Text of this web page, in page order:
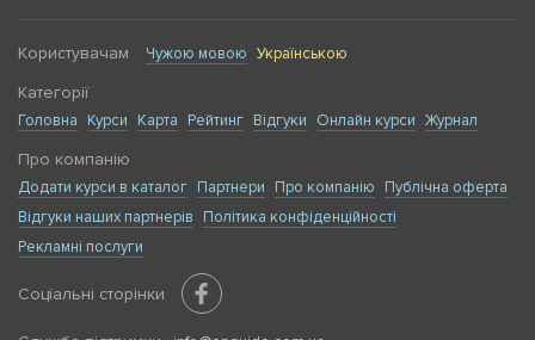
Користувачам Чужою мовою Українською
Категорії
Головна Курси Карта Рейтинг Відгуки Онлайн курси Журнал
Про компанію
Додати курси в каталог Партнери Про компанію
Публічна оферта
Відгуки наших партнерів
Політика конфіденційності
Рекламні послуги
Соціальні сторінки